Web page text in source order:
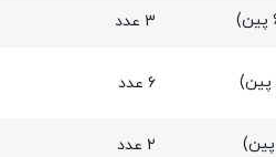
3 عدد
6 عدد
2 عدد